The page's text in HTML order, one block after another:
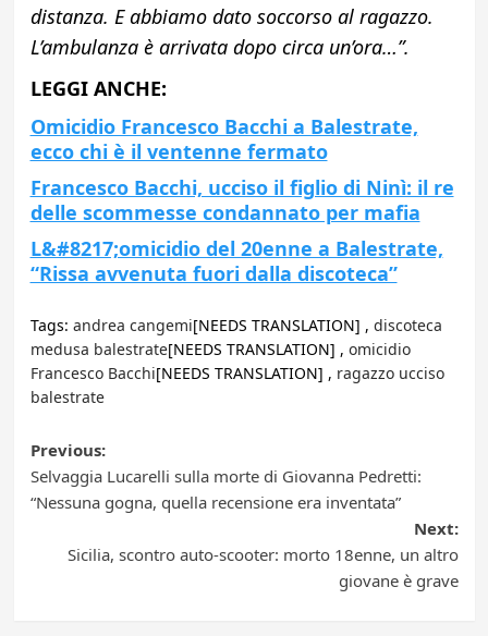
distanza. E abbiamo dato soccorso al ragazzo.
L’ambulanza è arrivata dopo circa un’ora…”.
LEGGI ANCHE:
Omicidio Francesco Bacchi a Balestrate,
ecco chi è il ventenne fermato
Francesco Bacchi, ucciso il figlio di Ninì: il re
delle scommesse condannato per mafia
L&#8217;omicidio del 20enne a Balestrate,
“Rissa avvenuta fuori dalla discoteca”
Tags: andrea cangemi[NEEDS TRANSLATION] , discoteca
medusa balestrate[NEEDS TRANSLATION] , omicidio
Francesco Bacchi[NEEDS TRANSLATION] , ragazzo ucciso
balestrate
Post
navigation
Previous:
Selvaggia Lucarelli sulla morte di Giovanna Pedretti:
“Nessuna gogna, quella recensione era inventata”
Next:
Sicilia, scontro auto-scooter: morto 18enne, un altro
giovane è grave